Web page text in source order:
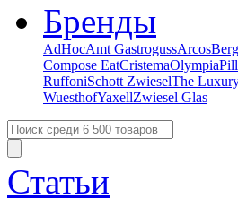
Бренды
AdHocAmt GastrogussArcos
Compose EatCristemaOlympia
RuffoniSchott ZwieselThe
WuesthofYaxellZwiesel Glas
Статьи